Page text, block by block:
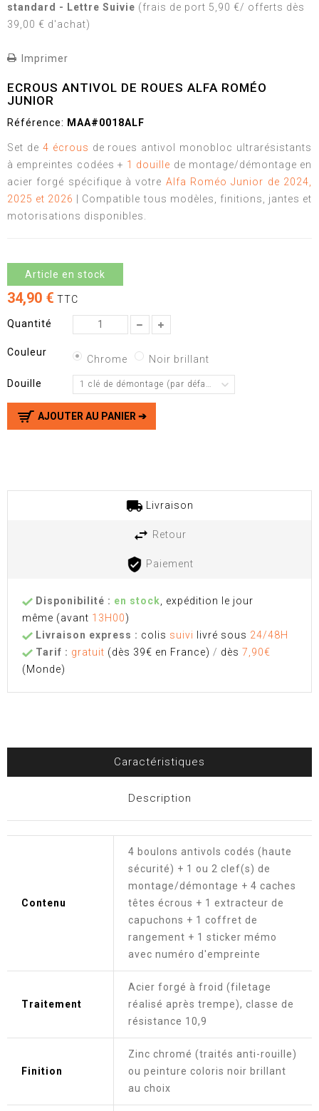
standard - Lettre Suivie (frais de port 5,90 €/ offerts dès
39,00 € d'achat)
Imprimer
ECROUS ANTIVOL DE ROUES ALFA ROMÉO
JUNIOR
Référence: MAA#0018ALF
Set de 4 écrous de roues antivol monobloc ultrarésistants
à empreintes codées + 1 douille de montage/démontage en
acier forgé spécifique à votre Alfa Roméo Junior de 2024,
2025 et 2026
| Compatible tous modèles, finitions, jantes et
motorisations disponibles.
Article en stock
34,90 € TTC
Quantité
Couleur
Chrome Noir brillant
Douille 1 clé de démontage (par défaut)
AJOUTER AU PANIER ➔
Livraison
Retour
Paiement
Disponibilité : en stock, expédition le jour
même (avant 13H00)
Livraison express : colis suivi livré sous 24/48H
Tarif : gratuit (dès 39€ en France) / dès 7,90€
(Monde)
Caractéristiques
Description
Contenu
4 boulons antivols codés (haute
sécurité) + 1 ou 2 clef(s) de
montage/démontage + 4 caches
têtes écrous + 1 extracteur de
capuchons + 1 coffret de
rangement + 1 sticker mémo
avec numéro d'empreinte
Traitement
Acier forgé à froid (filetage
réalisé après trempe), classe de
résistance 10,9
Finition
Zinc chromé (traités anti-rouille)
ou peinture coloris noir brillant
au choix